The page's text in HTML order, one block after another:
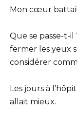
Mon cœur
Que se passe-t-
fermer les yeux
considérer
Les jours à
allait mieux.